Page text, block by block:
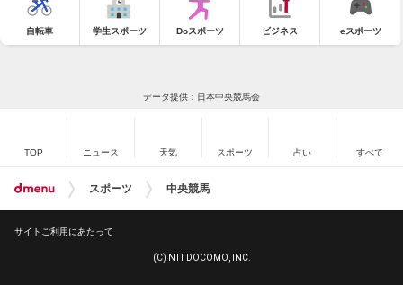
自転車 学生スポーツ Doスポーツ ビジネス eスポーツ
データ提供：日本中央競馬会
TOP ニュース 天気 スポーツ 占い すべて
スポーツ 中央競馬
サイトご利用にあたって
(C) NTT DOCOMO, INC.